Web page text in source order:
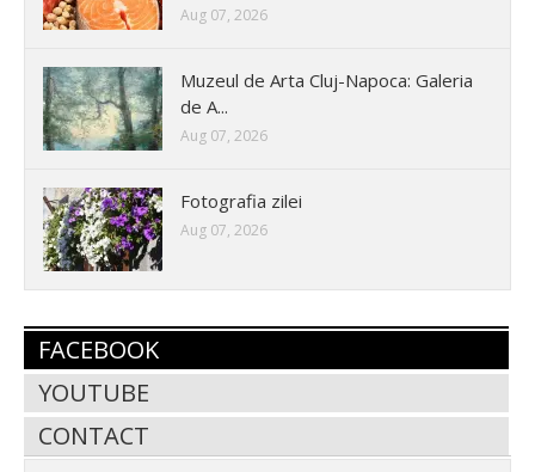
Aug 07, 2026
Muzeul de Arta Cluj-Napoca: Galeria
de A...
Aug 07, 2026
Fotografia zilei
Aug 07, 2026
FACEBOOK
YOUTUBE
CONTACT